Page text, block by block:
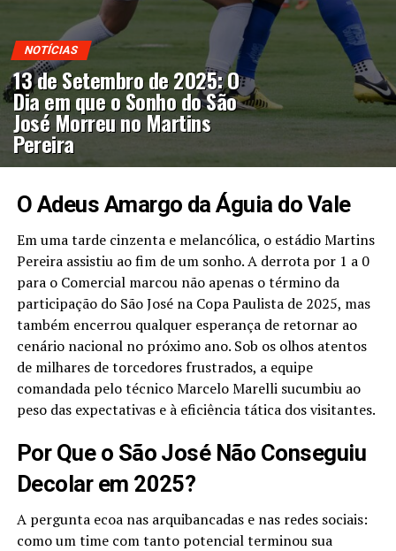
NOTÍCIAS
13 de Setembro de 2025: O
Dia em que o Sonho do São
José Morreu no Martins
Pereira
O Adeus Amargo da Águia do Vale
Em uma tarde cinzenta e melancólica, o estádio Martins
Pereira assistiu ao fim de um sonho. A derrota por 1 a 0
para o Comercial marcou não apenas o término da
participação do São José na Copa Paulista de 2025, mas
também encerrou qualquer esperança de retornar ao
cenário nacional no próximo ano. Sob os olhos atentos
de milhares de torcedores frustrados, a equipe
comandada pelo técnico Marcelo Marelli sucumbiu ao
peso das expectativas e à eficiência tática dos visitantes.
Por Que o São José Não Conseguiu
Decolar em 2025?
A pergunta ecoa nas arquibancadas e nas redes sociais:
como um time com tanto potencial terminou sua